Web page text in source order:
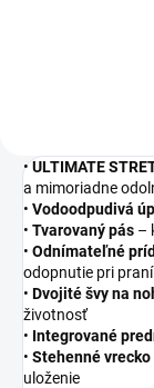
•ULTIMATE
a mimoriadne
• Vodoodpudivá
• Tvarovaný pás –
• Odnímateľné
odopnutie pri praní
• Dvojité švy na
životnosť
• Integrované
• Stehenné
uloženie